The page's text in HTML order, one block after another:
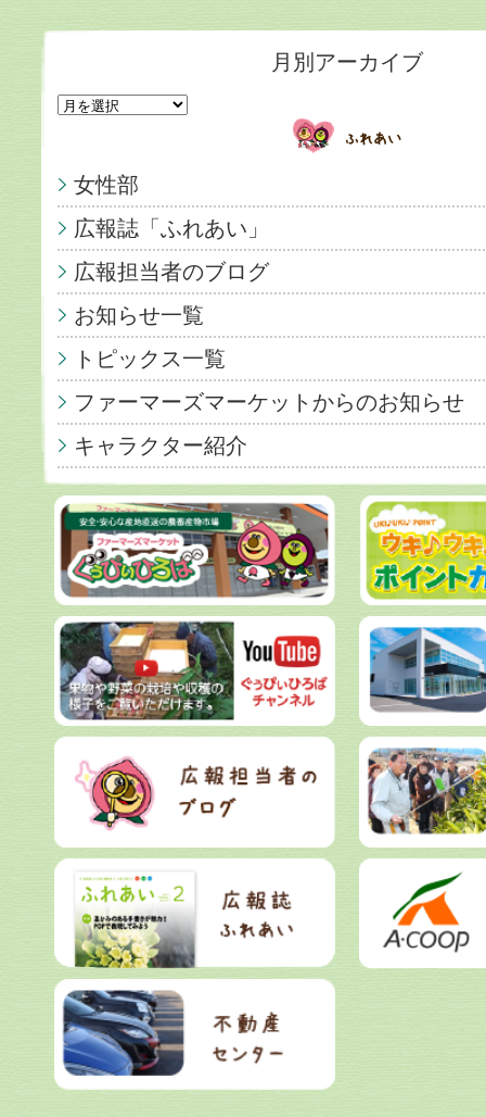
月別アーカイブ
女性部
広報誌「ふれあい」
広報担当者のブログ
お知らせ一覧
トピックス一覧
ファーマーズマーケットからのお知らせ
キャラクター紹介